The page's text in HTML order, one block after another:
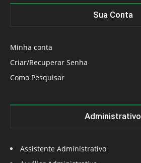
Sua Conta
Minha conta
Criar/Recuperar Senha
Como Pesquisar
Administrativo
Assistente Administrativo